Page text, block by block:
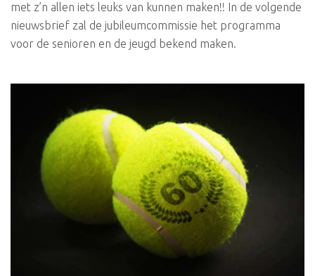
met z’n allen iets leuks van kunnen maken!! In de volgende
nieuwsbrief zal de jubileumcommissie het programma
voor de senioren en de jeugd bekend maken.